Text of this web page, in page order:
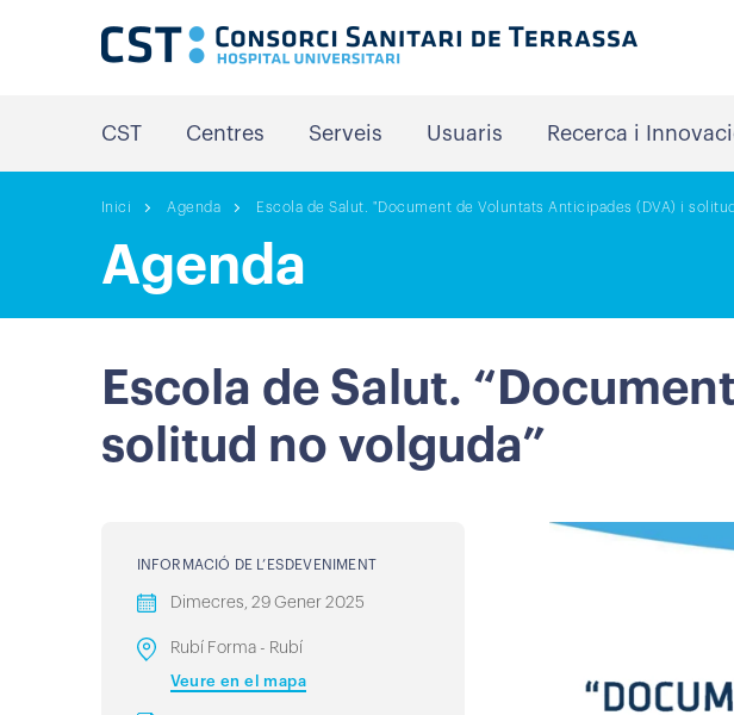
CST Centres Serveis Usuaris Recerca i
Inici Agenda Escola de Salut. "Document de Voluntats Anticipades (DVA) i
Agenda
Escola de Salut.
solitud no volguda”
INFORMACIÓ DE L’ESDEVENIMENT
Dimecres, 29 Gener 2025
Rubí Forma - Rubí
Veure en el mapa